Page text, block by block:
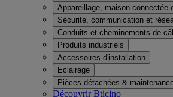
Appareillage, maison connectée
Sécurité, communication et
Conduits et cheminements de
Produits industriels
Accessoires d'installation
Eclairage
Pièces détachées &
Découvrir Bticino